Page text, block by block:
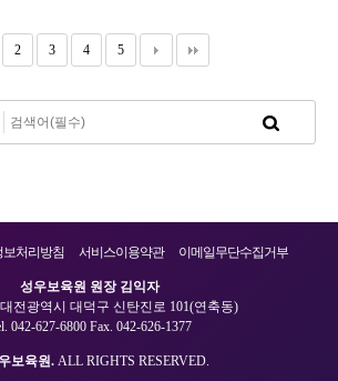
2 3 4 5
보처리방침 서비스이용약관 이메일무단수집거부
성우보육원 원장 김익자
전광역시 대덕구 신탄진로 101(연축동)
042-627-6800 Fax. 042-626-1377
보육원.ALL RIGHTS RESERVED.